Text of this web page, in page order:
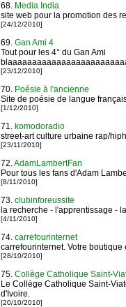
68. Media India
site web pour la promotion des
[24/12/2010]
69. Gan Ami 4
Tout pour les 4° du Gan Ami
[23/12/2010]
70. Poésie à l'ancienne
Site de poésie de langue
[1/12/2010]
71. komodoradio
street-art culture urbaine rap/
[23/11/2010]
72.AdamLambertFan
Pour tous les fans d'Adam
[8/11/2010]
73. clubinforeussite
la recherche - l'apprentissage -
[4/11/2010]
74. carrefourinternet
carrefourinternet. Votre boutique
[28/10/2010]
75. Collège Catholique Saint-
Le Collège Catholique Saint-
d'Ivoire.
[20/10/2010]